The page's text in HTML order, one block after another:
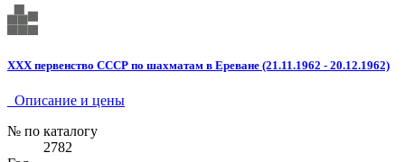
ХХХ первенство СССР по шахматам в Ереване (21.11.1962 - 20.12.1962)
Описание и цены
№ по каталогу
2782